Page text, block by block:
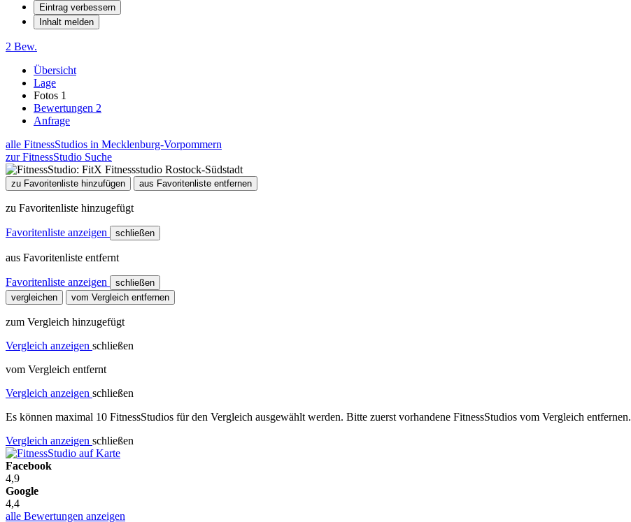
Eintrag verbessern
Inhalt melden
2 Bew.
Übersicht
Lage
Fotos 1
Bewertungen 2
Anfrage
alle FitnessStudios in Mecklenburg-Vorpommern
zur FitnessStudio Suche
zu Favoritenliste hinzufügen aus Favoritenliste entfernen
zu Favoritenliste hinzugefügt
Favoritenliste anzeigen schließen
aus Favoritenliste entfernt
Favoritenliste anzeigen
schließen
vergleichen
vom Vergleich entfernen
zum Vergleich hinzugefügt
Vergleich anzeigen schließen
vom Vergleich entfernt
Vergleich anzeigen schließen
Es können maximal 10 FitnessStudios für den Vergleich ausgewählt werden. Bitte zuerst vorhandene FitnessStudios vom Vergleich entfernen.
Vergleich anzeigen schließen
Facebook
4,9
Google
4,4
alle Bewertungen anzeigen